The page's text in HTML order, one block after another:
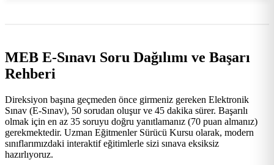
MEB E-Sınavı Soru Dağılımı ve Başarı
Rehberi
Direksiyon başına geçmeden önce girmeniz gereken Elektronik
Sınav (E-Sınav), 50 sorudan oluşur ve 45 dakika sürer. Başarılı
olmak için en az 35 soruyu doğru yanıtlamanız (70 puan almanız)
gerekmektedir. Uzman Eğitmenler Sürücü Kursu olarak, modern
sınıflarımızdaki interaktif eğitimlerle sizi sınava eksiksiz
hazırlıyoruz.